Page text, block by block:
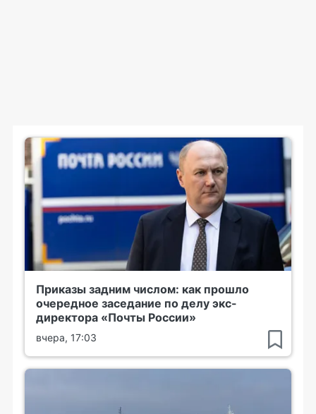
Приказы задним числом: как прошло
очередное заседание по делу экс-
директора «Почты России»
вчера, 17:03